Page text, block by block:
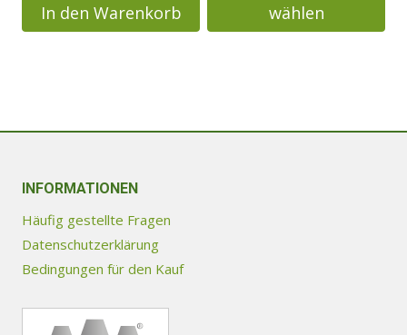
In den Warenkorb
wählen
INFORMATIONEN
Häufig gestellte Fragen
Datenschutzerklärung
Bedingungen für den Kauf